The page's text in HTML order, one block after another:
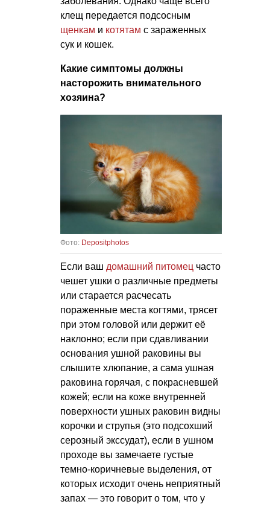
клещ передается подсосным
щенкам и котятам с зараженных
сук и кошек.
Какие симптомы должны
насторожить внимательного
хозяина?
Фото: Depositphotos
Если ваш домашний питомец часто
чешет ушки о различные предметы
или старается расчесать
пораженные места когтями, трясет
при этом головой или держит её
наклонно; если при сдавливании
основания ушной раковины вы
слышите хлюпание, а сама ушная
раковина горячая, с покрасневшей
кожей; если на коже внутренней
поверхности ушных раковин видны
корочки и струпья (это подсохший
серозный экссудат), если в ушном
проходе вы замечаете густые
темно-коричневые выделения, от
которых исходит очень неприятный
запах — это говорит о том, что у